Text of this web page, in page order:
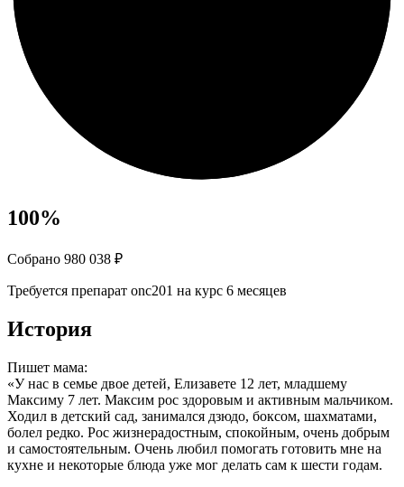
100%
Собрано 980 038 ₽
Требуется препарат onc201 на курс 6 месяцев
История
Пишет мама:
«У нас в семье двое детей, Елизавете 12 лет, младшему
Максиму 7 лет. Максим рос здоровым и активным мальчиком.
Ходил в детский сад, занимался дзюдо, боксом, шахматами,
болел редко. Рос жизнерадостным, спокойным, очень добрым
и самостоятельным. Очень любил помогать готовить мне на
кухне и некоторые блюда уже мог делать сам к шести годам.